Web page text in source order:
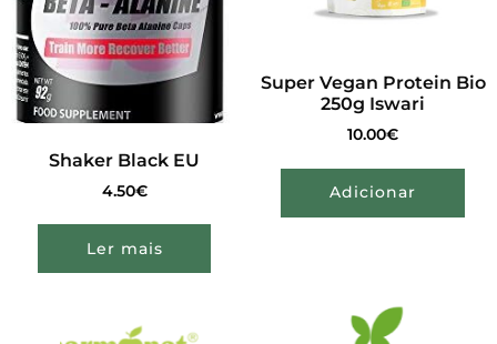
Shaker Black EU
4.50€
Ler mais
Super Vegan Protein Bio
250g Iswari
10.00€
Adicionar